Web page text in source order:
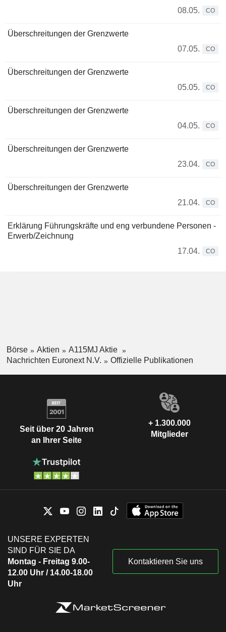
08.05.
CO
Überschreitungen der Grenzwerte
07.05.
CO
Überschreitungen der Grenzwerte
05.05.
CO
Überschreitungen der Grenzwerte
04.05.
CO
Überschreitungen der Grenzwerte
23.04.
CO
Überschreitungen der Grenzwerte
21.04.
CO
Erklärung Führungskräfte und eng verbundene Personen -
Erwerb/Zeichnung
17.04.
CO
Börse Aktien
A115MJ Aktie
Nachrichten Euronext N.V.
Offizielle Publikationen
Seit über 20 Jahren
an Ihrer Seite
+ 1.300.000
Mitglieder
UNSERE EXPERTEN
SIND FÜR SIE DA
Montag - Freitag 9.00-
12.00 Uhr / 14.00-18.00
Uhr
Kontaktieren Sie uns